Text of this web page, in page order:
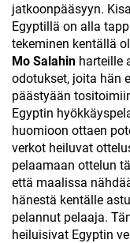
jatkoonpääsyyn.
Egyptillä on alla
tekeminen kentällä
Mo Salahin harteille
odotukset, joita hän
päästyään
Egyptin
huomioon ottaen
verkot heiluvat
pelaamaan ottelun
että maalissa
hänestä kentälle
pelannut pelaaja.
heiluisivat Egyptin